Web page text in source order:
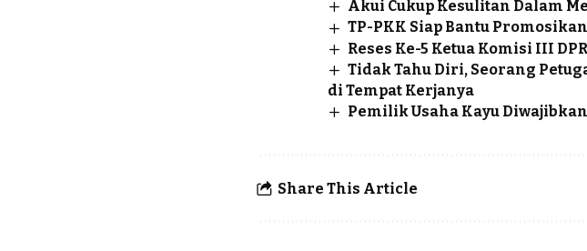
Akui Cukup Kesulitan Dalam
TP-PKK Siap Bantu
Reses Ke-5 Ketua Komisi III
Tidak Tahu Diri, Seorang
di Tempat Kerjanya
Pemilik Usaha Kayu
Share This Article